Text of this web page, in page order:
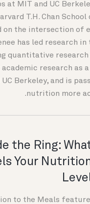
at MIT and UC
T.H. Chan
on the intersection of
has led research in
quantitative research
research as
UC Berkeley, and is
nutrition more
the Ring:
Your
to the Meals